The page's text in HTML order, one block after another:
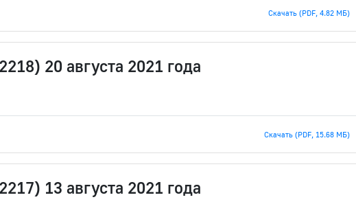
Скачать (PDF, 4.82 МБ)
20 августа 2021 года
Скачать (PDF, 15.68 МБ)
13 августа 2021 года